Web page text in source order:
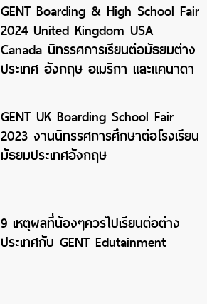
GENT Boarding & High School Fair
2024 United Kingdom USA
Canada นิทรรศการเรียนต่อมัธยมต่าง
ประเทศ อังกฤษ อเมริกา และแคนาดา
GENT UK Boarding School Fair
2023 งานนิทรรศการศึกษาต่อโรงเรียน
มัธยมประเทศอังกฤษ
9 เหตุผลที่น้องๆควรไปเรียนต่อต่าง
ประเทศกับ GENT Edutainment